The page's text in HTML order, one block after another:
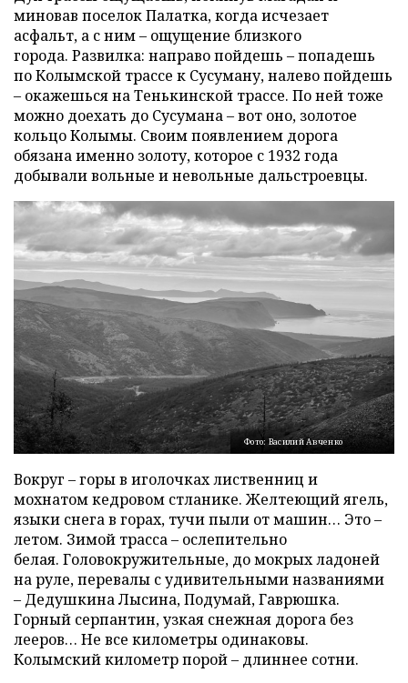
миновав поселок Палатка, когда исчезает
асфальт, а с ним – ощущение близкого
города. Развилка: направо пойдешь – попадешь
по Колымской трассе к Сусуману, налево пойдешь
– окажешься на Тенькинской трассе. По ней тоже
можно доехать до Сусумана – вот оно, золотое
кольцо Колымы. Своим появлением дорога
обязана именно золоту, которое с 1932 года
добывали вольные и невольные дальстроевцы.
Фото: Василий Авченко
Вокруг – горы в иголочках лиственниц и
мохнатом кедровом стланике. Желтеющий ягель,
языки снега в горах, тучи пыли от машин… Это –
летом. Зимой трасса – ослепительно
белая. Головокружительные, до мокрых ладоней
на руле, перевалы с удивительными названиями
– Дедушкина Лысина, Подумай, Гаврюшка.
Горный серпантин, узкая снежная дорога без
лееров… Не все километры одинаковы.
Колымский километр порой – длиннее сотни.